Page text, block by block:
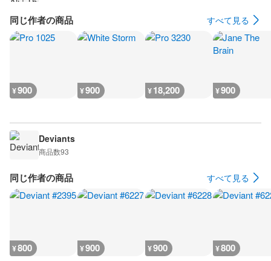
同じ作者の商品 すべて見る
¥900 ¥900 ¥18,200 ¥900
Deviants
商品数93
同じ作者の商品 すべて見る
¥800 ¥900 ¥900 ¥800